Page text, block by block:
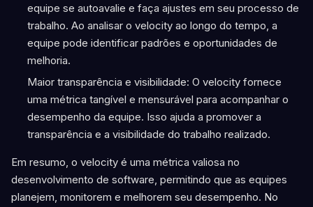
equipe se autoavalie e faça ajustes em seu processo de
trabalho. Ao analisar o velocity ao longo do tempo, a
equipe pode identificar padrões e oportunidades de
melhoria.
Maior transparência e visibilidade: O velocity fornece
uma métrica tangível e mensurável para acompanhar o
desempenho da equipe. Isso ajuda a promover a
transparência e a visibilidade do trabalho realizado.
Em resumo, o velocity é uma métrica valiosa no
desenvolvimento de software, permitindo que as equipes
planejem, monitorem e melhorem seu desempenho. No